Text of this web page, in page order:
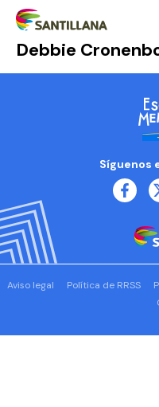
Debbie
Síguenos
Aviso legal Política de RRSS